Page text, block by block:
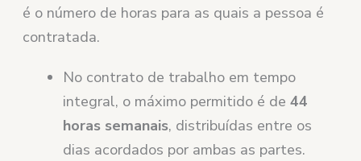
é o número de horas para as quais a pessoa é
contratada.
No contrato de trabalho em tempo
integral, o máximo permitido é de 44
horas semanais, distribuídas entre os
dias acordados por ambas as partes.